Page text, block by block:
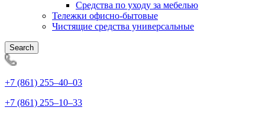
Средства по уходу за мебелью
Тележки офисно-бытовые
Чистящие средства универсальные
Search
+7 (861) 255‒40‒03
+7 (861) 255‒10‒33